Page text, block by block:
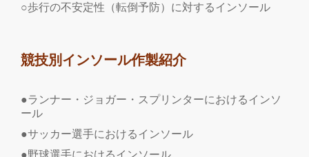
○歩行の不安定性（転倒予防）に対するインソール
競技別インソール作製紹介
●ランナー・ジョガー・スプリンターにおけるインソ
ール
●サッカー選手におけるインソール
●野球選手におけるインソール